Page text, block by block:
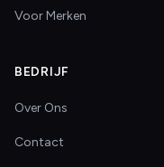
Voor Merken
BEDRIJF
Over Ons
Contact